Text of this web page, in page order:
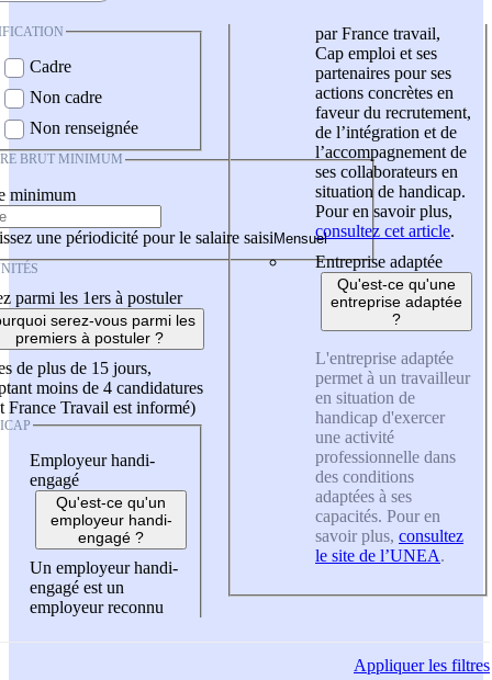
Cadre
Non cadre
Non renseignée
BRUT MINIMUM
minimum
une périodicité pour le salaire saisi
parmi les 1ers à postuler
serez-vous parmi les
premiers à postuler ?
de plus de 15 jours,
moins de 4 candidatures
France Travail est informé)
Employeur handi-
engagé
Qu'est-ce qu'un
employeur handi-
engagé ?
Un employeur handi-
engagé est un
employeur reconnu
par France travail,
Cap emploi et ses
partenaires pour ses
actions concrètes en
faveur du recrutement,
de l’intégration et de
l’accompagnement de
ses collaborateurs en
situation de handicap.
Pour en savoir plus,
consultez cet article.
Entreprise adaptée
Qu'est-ce qu'une
entreprise adaptée
?
L'entreprise adaptée
permet à un travailleur
en situation de
handicap d'exercer
une activité
professionnelle dans
des conditions
adaptées à ses
capacités. Pour en
savoir plus, consultez
le site de l’UNEA.
Appliquerles filtres